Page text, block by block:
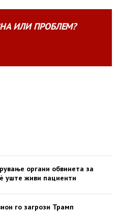
ИЛИПРОБЛЕМ?
органи обвинета за
уште живи пациенти
го загрози Трамп